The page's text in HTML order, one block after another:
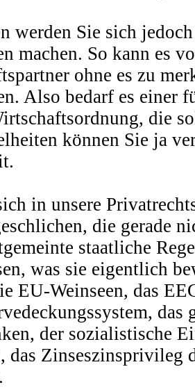
werden Sie sich
machen. So kann es
ohne es zu
Also bedarf es einer
die
können Sie ja
in unsere
die gerade
staatliche
was sie eigentlich
EU-Weinseen, das
der sozialistische
das Zinseszinsprivileg